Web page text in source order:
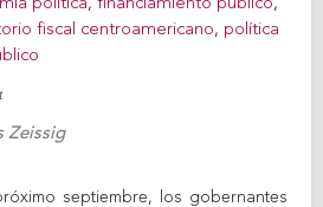
política, financiamiento público,
fiscal centroamericano, política
Zeissig
septiembre, los gobernantes